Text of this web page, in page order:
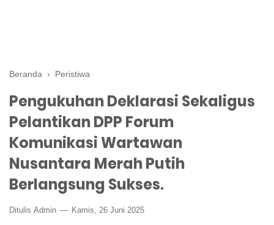
Beranda › Peristiwa
Pengukuhan Deklarasi Sekaligus
Pelantikan DPP Forum
Komunikasi Wartawan
Nusantara Merah Putih
Berlangsung Sukses.
Ditulis Admin Kamis, 26 Juni 2025